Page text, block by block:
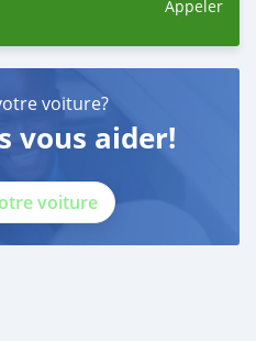
Appeler
voiture?
vous aider!
voiture